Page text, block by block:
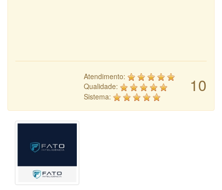
10
Atendimento:
Qualidade:
Sistema: